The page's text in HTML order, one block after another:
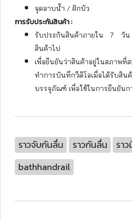
จุดอาบน้ำ / ฝักบัว
การรับประกันสินค้า :
รับประกันสินค้าภายใน 7 วั
สินค้าไป
เพื่อยืนยันว่าสินค้าอยู่ในสภ
ทำการบันทึกวีดิโอเมื่อได้รับสิน
บรรจุภัณฑ์ เพื่อใช้ในการยืนยันก
ราวจับกันลื่น ราวกันลื่น
รา
bathhandrail